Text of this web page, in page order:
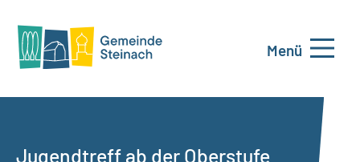
Menü
Jugendtreff ab der Oberstufe